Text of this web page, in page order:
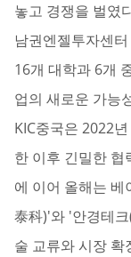
놓고 경쟁을 벌였
남권엔젤투자센
16개 대학과 6개
업의 새로운 가능
KIC중국은 2022
한 이후 긴밀한 협
에 이어 올해는
泰科)'와 '안경테
술 교류와 시장 확